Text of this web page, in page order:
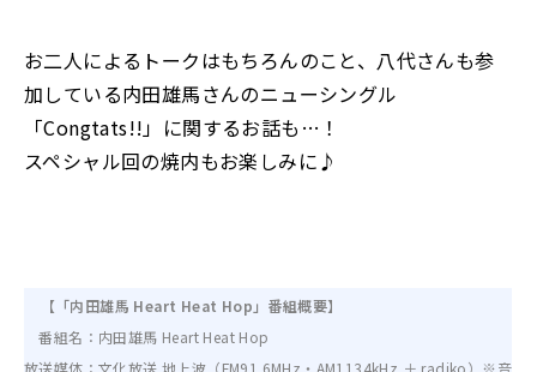
お二人によるトークはもちろんのこと、八代さんも参
加している内田雄馬さんのニューシングル
「Congtats!!」に関するお話も…！
スペシャル回の焼内もお楽しみに♪
【「内田雄馬 Heart Heat Hop」番組概要】
番組名：内田雄馬 Heart Heat Hop